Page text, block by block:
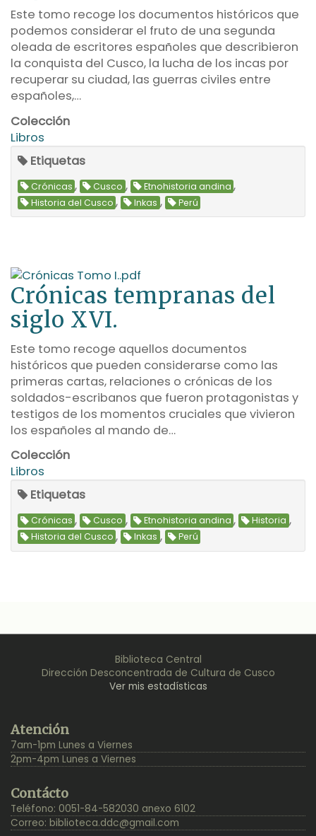
Este tomo recoge los documentos históricos que
podemos considerar el fruto de una segunda
oleada de escritores españoles que describieron
la conquista del Cusco, la lucha de los incas por
recuperar su ciudad, las guerras civiles entre
españoles,…
Colección
Libros
Etiquetas
Crónicas , Cusco , Etnohistoria andina ,
Historia del Cusco , Inkas , Perú
Crónicas tempranas del
siglo XVI.
Este tomo recoge aquellos documentos
históricos que pueden considerarse como las
primeras cartas, relaciones o crónicas de los
soldados-escribanos que fueron protagonistas y
testigos de los momentos cruciales que vivieron
los españoles al mando de…
Colección
Libros
Etiquetas
Crónicas , Cusco , Etnohistoria andina , Historia ,
Historia del Cusco , Inkas , Perú
Biblioteca Central
Dirección Desconcentrada de Cultura de Cusco
Ver mis estadísticas
Top
Atención
7am-1pm Lunes a Viernes
2pm-4pm Lunes a Viernes
Contácto
Teléfono: 0051-84-582030 anexo 6102
Correo: biblioteca.ddc@gmail.com